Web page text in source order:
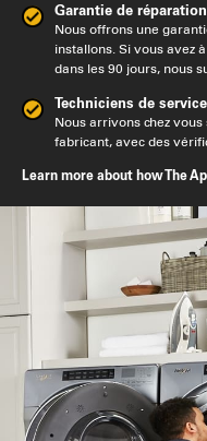
Garantie de réparation
Nous offrons une
installons. Si vous avez
dans les 90 jours, nous
Techniciens de
Nous arrivons chez
fabricant, avec des
Learn more about how The